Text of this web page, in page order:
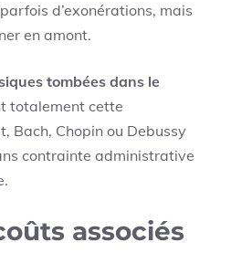
d’exonérations, mais
en amont.
tombées dans le
totalement cette
Bach, Chopin ou Debussy
contrainte administrative
associés